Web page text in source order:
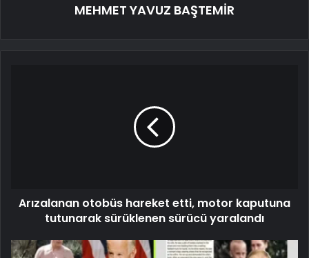
MEHMET YAVUZ BAŞTEMİR
Arızalanan otobüs hareket etti, motor kaputuna
tutunarak sürüklenen sürücü yaralandı